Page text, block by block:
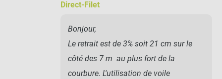
Direct-Filet
Bonjour,
Le retrait est de 3% soit 21 cm sur le
côté des 7 m au plus fort de la
courbure. L'utilisation de voile